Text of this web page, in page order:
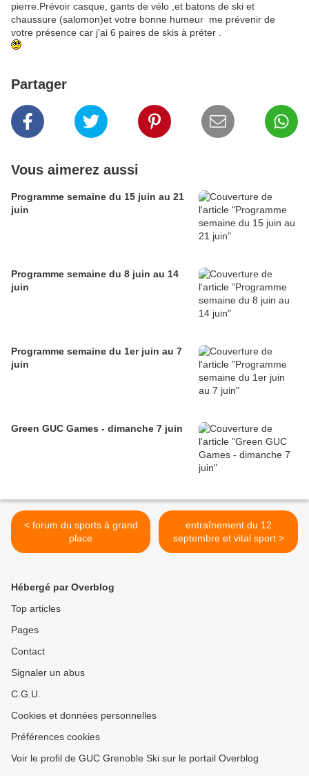
pierre.Prévoir casque, gants de vélo ,et batons de ski et
chaussure (salomon)et votre bonne humeur me prévenir de
votre présence car j'ai 6 paires de skis à préter .
Partager
Vous aimerez aussi
Programme semaine du 15 juin au 21
juin
Programme semaine du 8 juin au 14
juin
Programme semaine du 1er juin au 7
juin
Green GUC Games - dimanche 7 juin
< forum du sports à grand
place
entraînement du 12
septembre et vital sport >
Hébergé par Overblog
Top articles
Pages
Contact
Signaler un abus
C.G.U.
Cookies et données personnelles
Préférences cookies
Voir le profil de GUC Grenoble Ski sur le portail Overblog